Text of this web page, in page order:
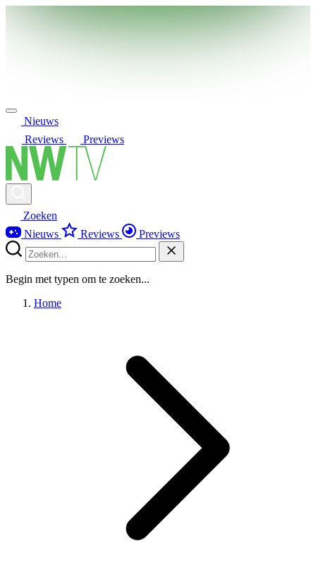
Nieuws
Reviews
Previews
Zoeken
Nieuws
Reviews Previews
Begin met typen om te zoeken...
Home